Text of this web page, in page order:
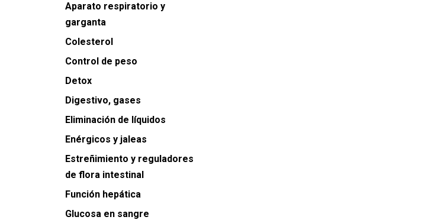
Aparato respiratorio y
garganta
Colesterol
Control de peso
Detox
Digestivo, gases
Eliminación de líquidos
Enérgicos y jaleas
Estreñimiento y reguladores
de flora intestinal
Función hepática
Glucosa en sangre